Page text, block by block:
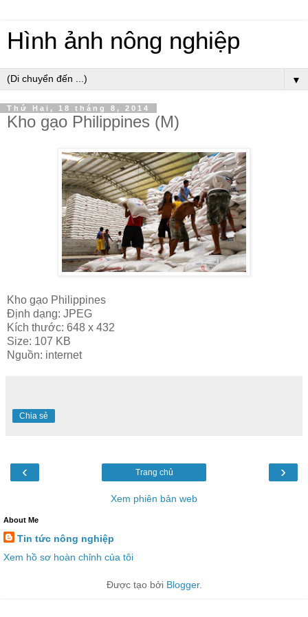
Hình ảnh nông nghiệp
▼
Thứ Hai, 18 tháng 8, 2014
Kho gạo Philippines (M)
Kho gạo Philippines
Định dạng: JPEG
Kích thước: 648 x 432
Size: 107 KB
Nguồn: internet
Chia sẻ
‹ ›
Trang chủ
Xem phiên bản web
About Me
Tin tức nông nghiệp
Xem hồ sơ hoàn chỉnh của tôi
Được tạo bởi Blogger.